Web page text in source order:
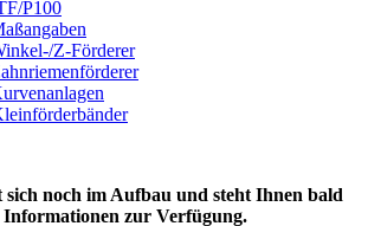
P100
Z-Förderer
sich noch im Aufbau und steht Ihnen bald
zur Verfügung.